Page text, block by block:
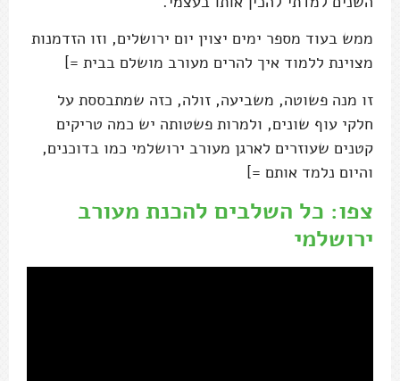
ממש בעוד מספר ימים יצוין יום ירושלים, וזו הזדמנות
מצוינת ללמוד איך להרים מעורב מושלם בבית =]
זו מנה פשוטה, משביעה, זולה, כזה שמתבססת על
חלקי עוף שונים, ולמרות פשטותה יש כמה טריקים
קטנים שעוזרים לארגן מעורב ירושלמי כמו בדוכנים,
והיום נלמד אותם =]
צפו: כל השלבים להכנת מעורב
ירושלמי